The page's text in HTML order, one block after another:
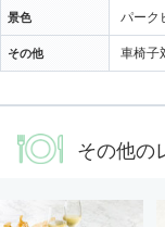
景色 パーク
その他 車椅子
その他の